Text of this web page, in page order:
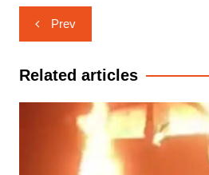
Post
navigation
Prev
Related articles